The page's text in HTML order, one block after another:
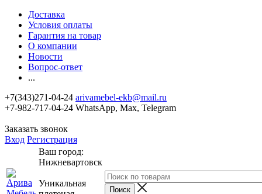
Доставка
Условия оплаты
Гарантия на товар
О компании
Новости
Вопрос-ответ
...
+7(343)271-04-24 arivamebel-ekb@mail.ru
+7-982-717-04-24 WhatsApp, Max, Telegram
Заказать звонок
Вход Регистрация
Ваш город:
Нижневартовск
Уникальная